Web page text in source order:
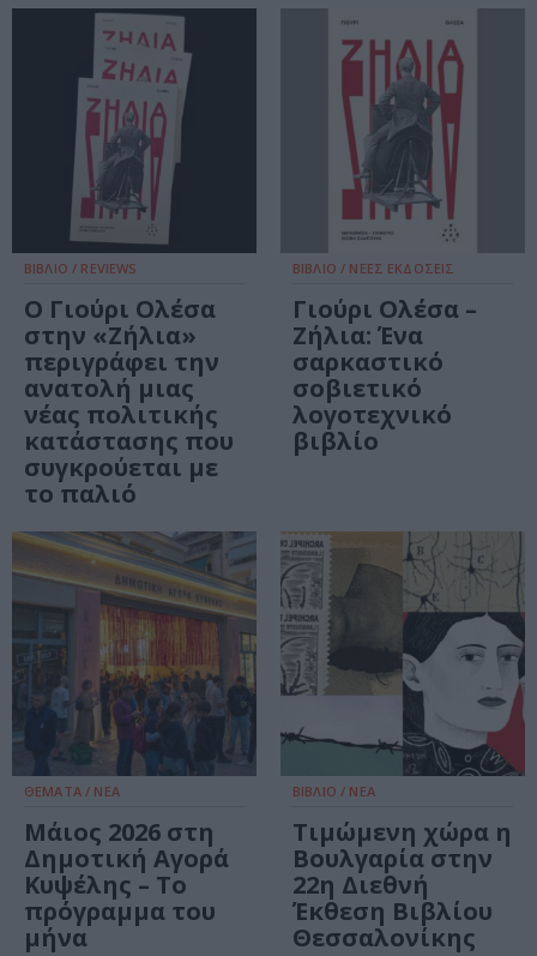
ΒΙΒΛΙΟ / REVIEWS
Ο Γιούρι Ολέσα
στην «Ζήλια»
περιγράφει την
ανατολή μιας
νέας πολιτικής
κατάστασης που
συγκρούεται με
το παλιό
ΒΙΒΛΙΟ / ΝΕΕΣ ΕΚΔΟΣΕΙΣ
Γιούρι Ολέσα –
Ζήλια: Ένα
σαρκαστικό
σοβιετικό
λογοτεχνικό
βιβλίο
ΘΕΜΑΤΑ / ΝΕΑ
Μάιος 2026 στη
Δημοτική Αγορά
Κυψέλης – Το
πρόγραμμα του
μήνα
ΒΙΒΛΙΟ / ΝΕΑ
Τιμώμενη χώρα η
Βουλγαρία στην
22η Διεθνή
Έκθεση Βιβλίου
Θεσσαλονίκης